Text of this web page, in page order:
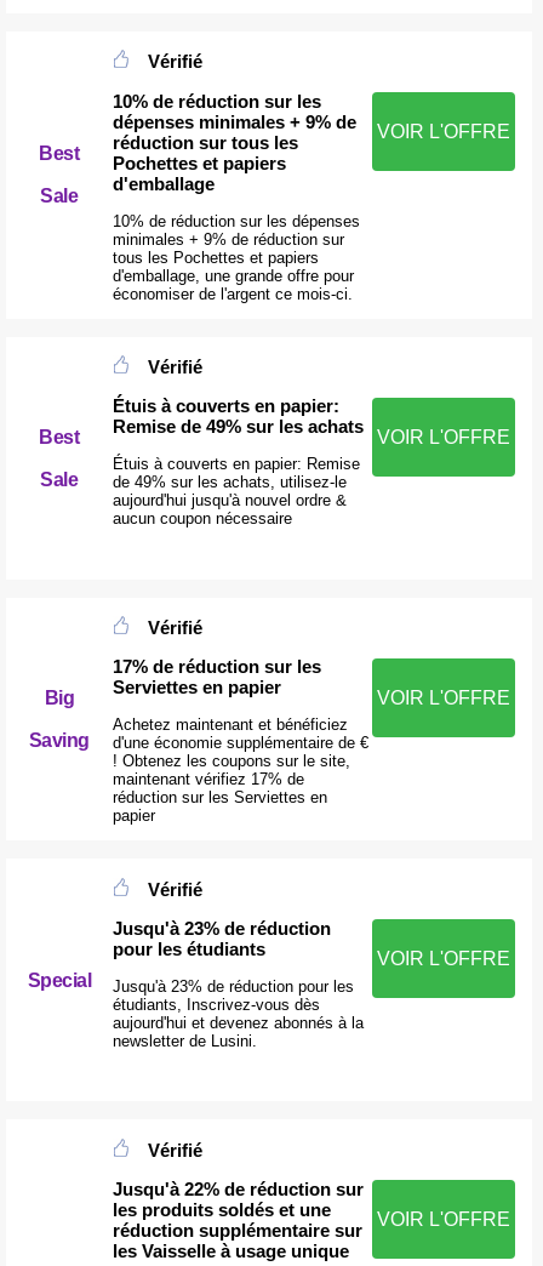
Best
Sale
Vérifié
10% de réduction sur les
dépenses minimales + 9% de
réduction sur tous les
Pochettes et papiers
d'emballage
10% de réduction sur les dépenses
minimales + 9% de réduction sur
tous les Pochettes et papiers
d'emballage, une grande offre pour
économiser de l'argent ce mois-ci.
VOIR L'OFFRE
Best
Sale
Vérifié
Étuis à couverts en papier:
Remise de 49% sur les achats
Étuis à couverts en papier: Remise
de 49% sur les achats, utilisez-le
aujourd'hui jusqu'à nouvel ordre &
aucun coupon nécessaire
VOIR L'OFFRE
Big
Saving
Vérifié
17% de réduction sur les
Serviettes en papier
Achetez maintenant et bénéficiez
d'une économie supplémentaire de €
! Obtenez les coupons sur le site,
maintenant vérifiez 17% de
réduction sur les Serviettes en
papier
VOIR L'OFFRE
Special
Vérifié
Jusqu'à 23% de réduction
pour les étudiants
Jusqu'à 23% de réduction pour les
étudiants, Inscrivez-vous dès
aujourd'hui et devenez abonnés à la
newsletter de Lusini.
VOIR L'OFFRE
Vérifié
Jusqu'à 22% de réduction sur
les produits soldés et une
réduction supplémentaire sur
les Vaisselle à usage unique
VOIR L'OFFRE